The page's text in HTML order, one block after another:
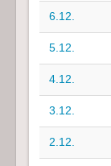
6.12.
5.12.
4.12.
3.12.
2.12.